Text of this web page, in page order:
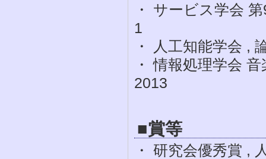
・ サービス学会
1
・ 人工知能学会 ,
・ 情報処理学会
2013
■賞等
・ 研究会優秀賞 ,